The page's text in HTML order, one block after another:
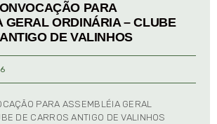
PARA
GERAL ORDINÁRIA – CLUBE
DE VALINHOS
PARA ASSEMBLÉIA GERAL
DE CARROS ANTIGO DE VALINHOS